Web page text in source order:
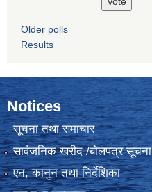
Older polls
Results
Notices
सूचना तथा समाचार
सार्वजनिक खरीद /बोलपत्र सूचना
एन, कानुन तथा निर्देशिका